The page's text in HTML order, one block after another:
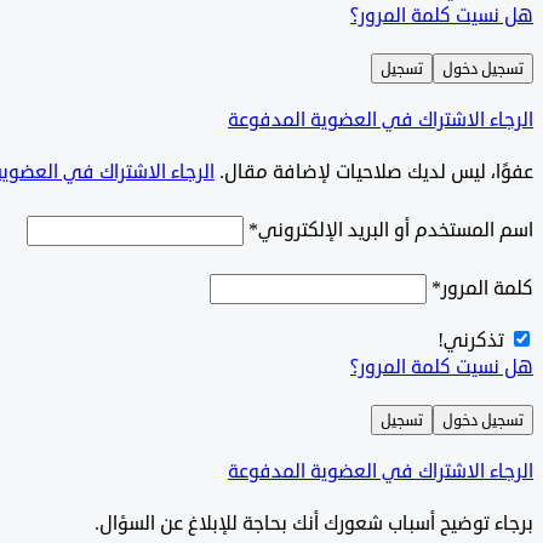
هل نسيت كلمة المرور؟
تسجيل دخول تسجيل
الرجاء الاشتراك في العضوية المدفوعة
‫‫عفوًا، ليس لديك صلاحيات لإضافة مقال. الرجاء الاشتراك في
اسم المستخدم أو البريد الإلكتروني*
كلمة المرور*
تذكرني!
هل نسيت كلمة المرور؟
تسجيل دخول تسجيل
الرجاء الاشتراك في العضوية المدفوعة
برجاء توضيح أسباب شعورك أنك بحاجة للإبلاغ عن السؤال.